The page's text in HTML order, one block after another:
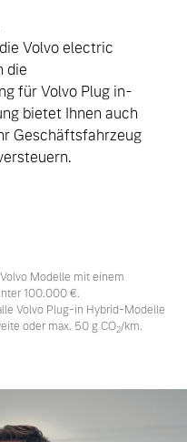
Volvo electric
die
für Volvo Plug in-
bietet Ihnen auch
Geschäftsfahrzeug
Modelle mit einem
100.000 €.
Volvo Plug-in Hybrid-Modelle
oder max. 50 g CO2/km.